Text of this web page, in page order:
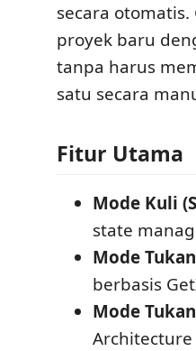
secara
proyek baru
tanpa harus
satu secara
Fitur Utama
Mode Kuli
state
Mode
berbasis
Mode
Architecture